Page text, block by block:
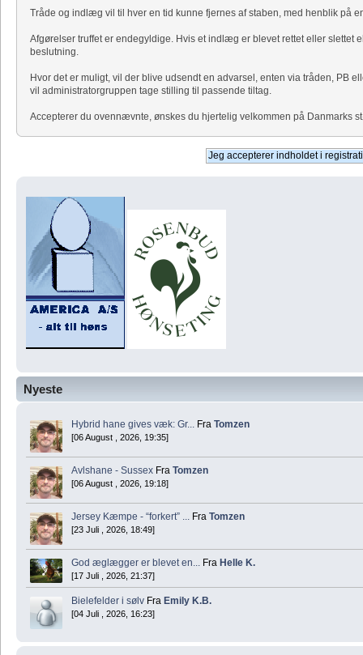
Nyeste
Hybrid hane gives væk: Gr... Fra Tomzen
[06 August , 2026, 19:35]
Avlshane - Sussex Fra Tomzen
[06 August , 2026, 19:18]
Jersey Kæmpe - “forkert” ... Fra Tomzen
[23 Juli , 2026, 18:49]
God æglægger er blevet en... Fra Helle K.
[17 Juli , 2026, 21:37]
Bielefelder i sølv Fra Emily K.B.
[04 Juli , 2026, 16:23]
Tråde og indlæg vil til hver en tid kunne fjernes af staben, med henblik på
Afgørelser truffet er endegyldige. Hvis et indlæg er blevet rettet eller slettet
beslutning.
Hvor det er muligt, vil der blive udsendt en advarsel, enten via tråden, PB
vil administratorgruppen tage stilling til passende tiltag.
Accepterer du ovennævnte, ønskes du hjertelig velkommen på Danmarks